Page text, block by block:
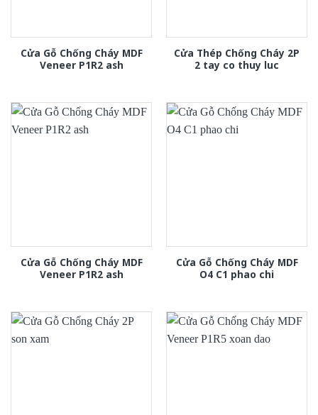
Cửa Gỗ Chống Cháy MDF
Veneer P1R2 ash
Cửa Thép Chống Cháy 2P
2 tay co thuy luc
Cửa Gỗ Chống Cháy MDF
Veneer P1R2 ash
Cửa Gỗ Chống Cháy MDF
O4 C1 phao chi